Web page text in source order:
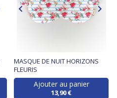
MASQUE DE NUIT HORIZONS
FLEURIS
Ajouter au panier
13,90 €